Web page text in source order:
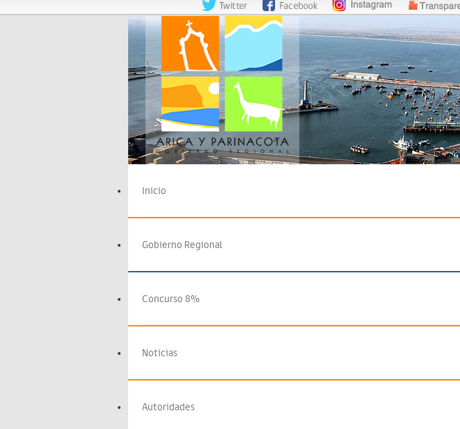
Inicio
Gobierno Regional
Concurso 8%
Noticias
Autoridades